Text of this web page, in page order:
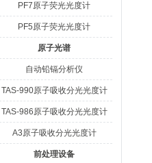
PF7原子荧光光度计
PF5原子荧光光度计
原子光谱
自动铅镉分析仪
TAS-990原子吸收分光光度计
TAS-986原子吸收分光光度计
A3原子吸收分光光度计
前处理设备